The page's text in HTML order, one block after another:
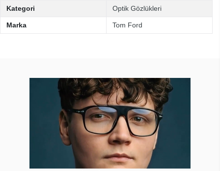
Kategori Optik Gözlükleri
Marka Tom Ford